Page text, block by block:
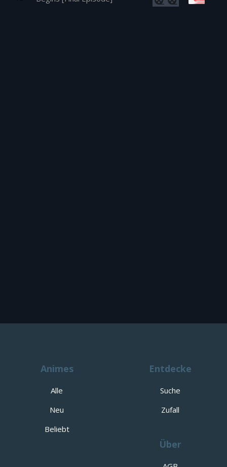
Animes
Alle
Neu
Beliebt
Entdecke
Suche
Zufall
Über